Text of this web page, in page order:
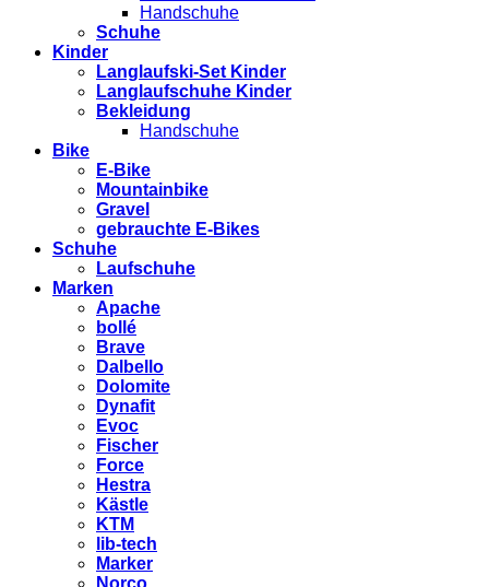
Handschuhe
Schuhe
Kinder
Langlaufski-Set Kinder
Langlaufschuhe Kinder
Bekleidung
Handschuhe
Bike
E-Bike
Mountainbike
Gravel
gebrauchte E-Bikes
Schuhe
Laufschuhe
Marken
Apache
bollé
Brave
Dalbello
Dolomite
Dynafit
Evoc
Fischer
Force
Hestra
Kästle
KTM
lib-tech
Marker